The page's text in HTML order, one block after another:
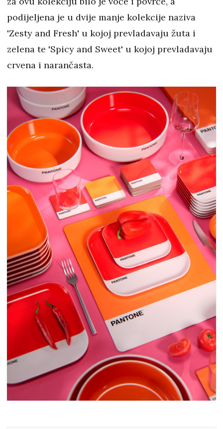
podijeljena je u dvije manje kolekcije naziva
'Zesty and Fresh' u kojoj prevladavaju žuta i
zelena te 'Spicy and Sweet' u kojoj prevladavaju
crvena i narančasta.